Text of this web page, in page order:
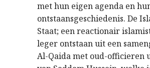
met hun eigen agenda en
ontstaansgeschiedenis. De
Staat; een reactionair
leger ontstaan uit een
Al-Qaida met oud-officieren